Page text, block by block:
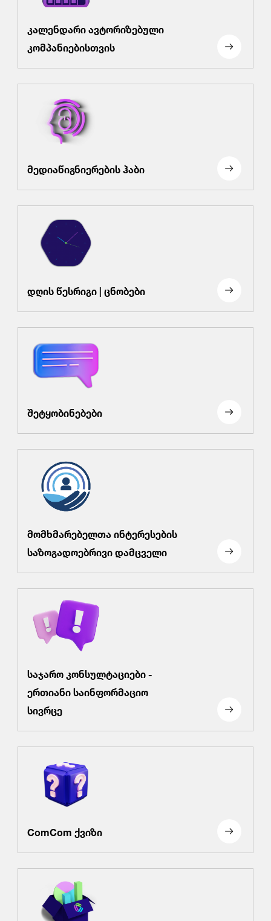
კალენდარი ავტორიზებული
კომპანიებისთვის
მედიაწიგნიერების ჰაბი
დღის წესრიგი | ცნობები
შეტყობინებები
მომხმარებელთა ინტერესების
საზოგადოებრივი დამცველი
საჯარო კონსულტაციები -
ერთიანი საინფორმაციო
სივრცე
ComCom ქვიზი